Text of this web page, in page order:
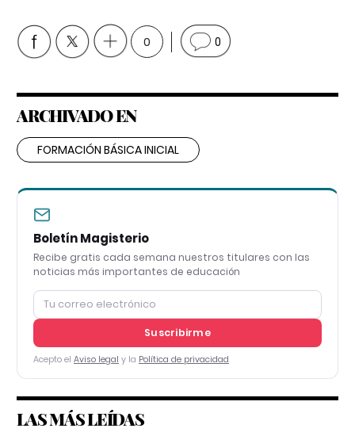
0 0
ARCHIVADO EN
FORMACIÓN BÁSICA INICIAL
Boletín Magisterio
Recibe gratis cada semana nuestros titulares con las
noticias más importantes de educación
Suscribirme
Acepto el Aviso legal y la Política de privacidad
LAS MÁS LEÍDAS